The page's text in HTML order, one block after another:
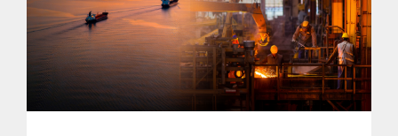
No habrá un Made in Europe sin un Powered
by Europe